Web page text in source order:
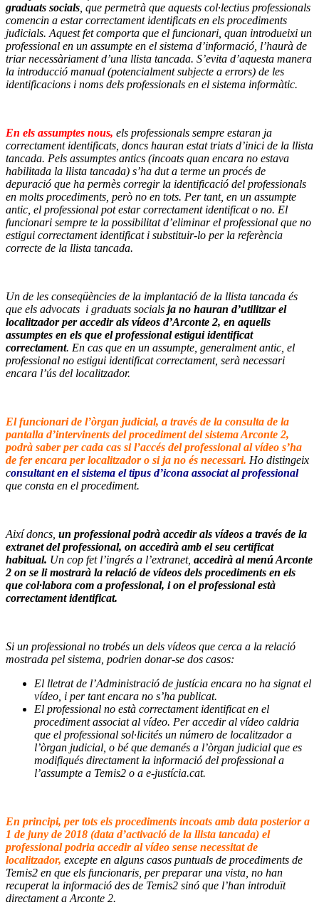
graduats socials , que permetrà que aquests col·lectius professionals
comencin a estar correctament identificats en els procediments
judicials. Aquest fet comporta que el funcionari, quan introdueixi un
professional en un assumpte en el sistema d’informació, l’haurà de
triar necessàriament d’una llista tancada. S’evita d’aquesta manera
la introducció manual (potencialment subjecte a errors) de les
identificacions i noms dels professionals en el sistema informàtic.
En els assumptes nous, els professionals sempre estaran ja
correctament identificats, doncs hauran estat triats d’inici de la llista
tancada. Pels assumptes antics (incoats quan encara no estava
habilitada la llista tancada) s’ha dut a terme un procés de
depuració que ha permès corregir la identificació del professionals
en molts procediments, però no en tots. Per tant, en un assumpte
antic, el professional pot estar correctament identificat o no. El
funcionari sempre te la possibilitat d’eliminar el professional que no
estigui correctament identificat i substituir-lo per la referència
correcte de la llista tancada.
Un de les conseqüències de la implantació de la llista tancada és
que els advocats i graduats socials ja no hauran d’utilitzar el
localitzador per accedir als vídeos d’Arconte 2, en aquells
assumptes en els que el professional estigui identificat
correctament. En cas que en un assumpte, generalment antic, el
professional no estigui identificat correctament, serà necessari
encara l’ús del localitzador.
El funcionari de l’òrgan judicial, a través de la consulta de la
pantalla d’intervinents del procediment del sistema Arconte 2,
podrà saber per cada cas si l’accés del professional al vídeo s’ha
de fer encara per localitzador o si ja no és necessari. Ho distingeix
consultant en el sistema el tipus d’icona associat al professional
que consta en el procediment.
Així doncs, un professional podrà accedir als vídeos a través de la
extranet del professional, on accedirà amb el seu certificat
habitual. Un cop fet l’ingrés a l’extranet, accedirà al menú Arconte
2 on se li mostrarà la relació de vídeos dels procediments en els
que col·labora com a professional, i on el professional està
correctament identificat.
Si un professional no trobés un dels vídeos que cerca a la relació
mostrada pel sistema, podrien donar-se dos casos:
El lletrat de l’Administració de justícia encara no ha signat el
vídeo, i per tant encara no s’ha publicat.
El professional no està correctament identificat en el
procediment associat al vídeo. Per accedir al vídeo caldria
que el professional sol·licités un número de localitzador a
l’òrgan judicial, o bé que demanés a l’òrgan judicial que es
modifiqués directament la informació del professional a
l’assumpte a Temis2 o a e-justícia.cat.
En principi, per tots els procediments incoats amb data posterior a
1 de juny de 2018 (data d’activació de la llista tancada) el
professional podria accedir al vídeo sense necessitat de
localitzador, excepte en alguns casos puntuals de procediments de
Temis2 en que els funcionaris, per preparar una vista, no han
recuperat la informació des de Temis2 sinó que l’han introduït
directament a Arconte 2.